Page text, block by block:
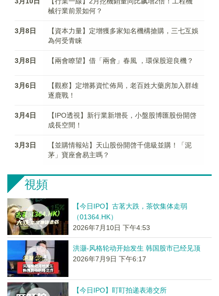
械行業前景如何？
3月8日
【資本力量】定增獲多家知名機構搶購，三七互娛
為何受青睐
3月8日 【兩會瞭望】借「兩會」春風 ，環保股迎良機？
3月6日
【觀察】定增募資忙佈局，老百姓大藥房加入群雄
逐鹿戰！
3月4日
【IPO透視】新行業新增長，小盤股博匯股份開啓
成長空間！
3月3日
【並購情報站】天山股份開啓千億級並購！「泥
茅」寶座會易主嗎？
視頻
【今日IPO】古茗大跌，茶饮集体走弱
（01364.HK）
2026年7月10日 下午4:53
洪灏-风格轮动开始发生 韩国股市已经见顶
2026年7月9日 下午6:17
【今日IPO】盯盯拍递表港交所